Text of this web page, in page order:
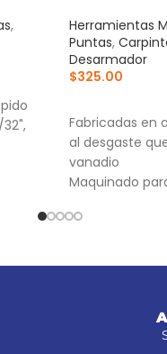
,
Herramientas
Puntas,
Desarmador
$325.00
Fabricadas en
al desgaste
vanadio
Maquinado
eléctrico o